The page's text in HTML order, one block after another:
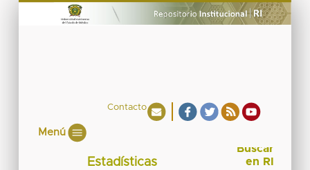
Contacto
Menú
Estadísticas
Buscar
en RI